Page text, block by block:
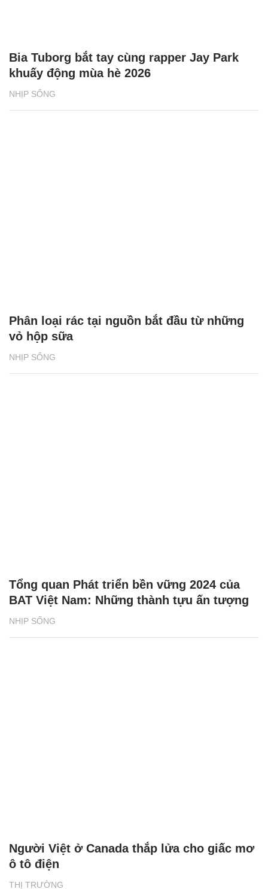
NHỊP SỐNG
Bia Tuborg bắt tay cùng rapper Jay Park
khuấy động mùa hè 2026
NHỊP SỐNG
Phân loại rác tại nguồn bắt đầu từ những
vỏ hộp sữa
NHỊP SỐNG
Tổng quan Phát triển bền vững 2024 của
BAT Việt Nam: Những thành tựu ấn tượng
THỊ TRƯỜNG
Người Việt ở Canada thắp lửa cho giấc mơ
ô tô điện